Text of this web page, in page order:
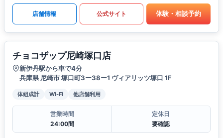
店舗情報 公式サイト 体験・相談予約
チョコザップ尼崎塚口店
新伊丹駅から車で4分
兵庫県 尼崎市 塚口町3ー38ー1 ヴィアリッツ塚口 1F
体組成計 Wi-Fi 他店舗利用
営業時間
24:00間
定休日
要確認